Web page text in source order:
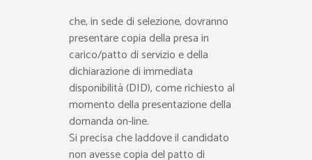
che, in sede di selezione, dovranno
presentare copia della presa in
carico/patto di servizio e della
dichiarazione di immediata
disponibilità (DID), come richiesto al
momento della presentazione della
domanda on-line.
Si precisa che laddove il candidato
non avesse copia del patto di